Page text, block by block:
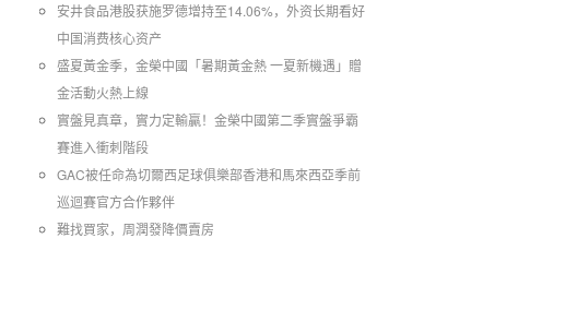
安井食品港股获施罗德增持至14.06%，外资长期看好
中国消费核心资产
​盛夏黃金季，金榮中國「暑期黃金熱 一夏新機遇」贈
金活動火熱上線
實盤見真章，實力定輸贏！金榮中國第二季實盤爭霸
賽進入衝刺階段
GAC被任命為切爾西足球俱樂部香港和馬來西亞季前
巡迴賽官方合作夥伴
難找買家，周潤發降價賣房